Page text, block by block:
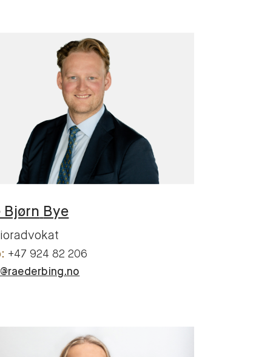
Bjørn Bye
+47 924 82 206